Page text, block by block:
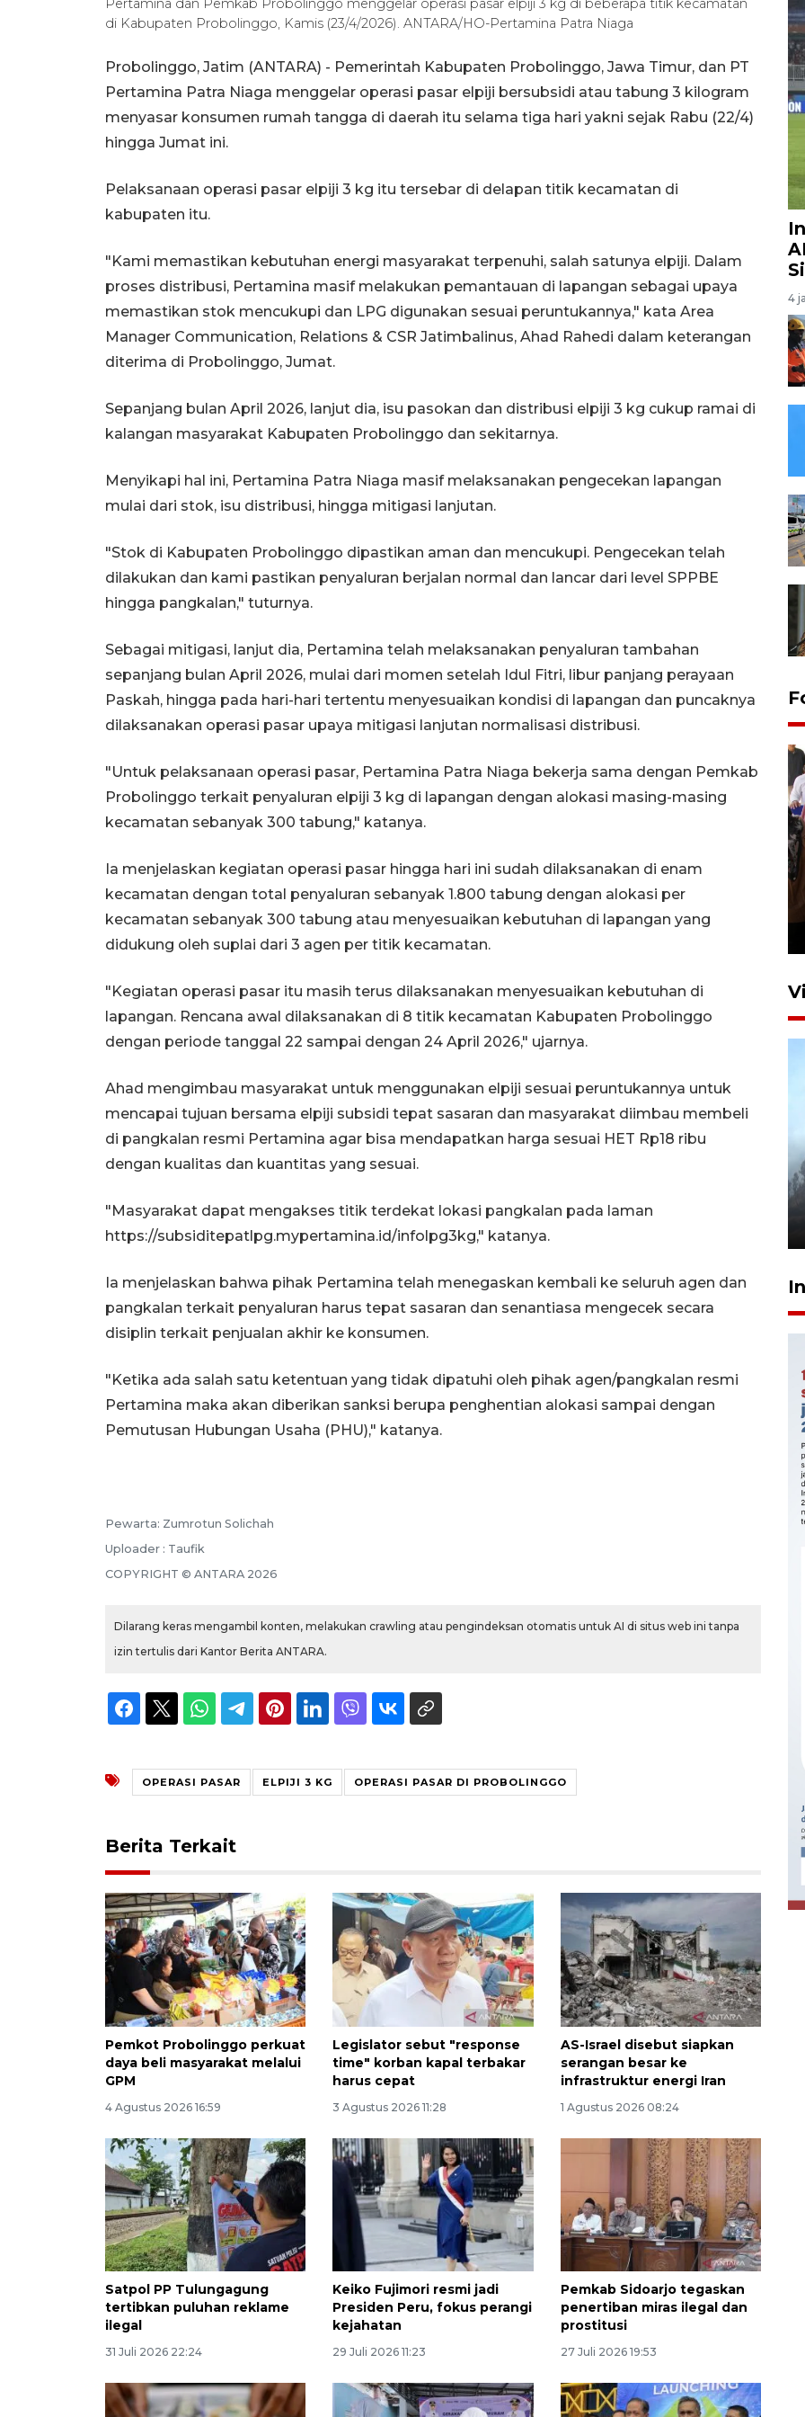
Pertamina dan Pemkab Probolinggo menggelar operasi pasar elpiji 3 kg di beberapa titik kecamatan
di Kabupaten Probolinggo, Kamis (23/4/2026). ANTARA/HO-Pertamina Patra Niaga
Probolinggo, Jatim (ANTARA) - Pemerintah Kabupaten Probolinggo, Jawa Timur, dan PT
Pertamina Patra Niaga menggelar operasi pasar elpiji bersubsidi atau tabung 3 kilogram
menyasar konsumen rumah tangga di daerah itu selama tiga hari yakni sejak Rabu (22/4)
hingga Jumat ini.
Pelaksanaan operasi pasar elpiji 3 kg itu tersebar di delapan titik kecamatan di
kabupaten itu.
"Kami memastikan kebutuhan energi masyarakat terpenuhi, salah satunya elpiji. Dalam
proses distribusi, Pertamina masif melakukan pemantauan di lapangan sebagai upaya
memastikan stok mencukupi dan LPG digunakan sesuai peruntukannya," kata Area
Manager Communication, Relations & CSR Jatimbalinus, Ahad Rahedi dalam keterangan
diterima di Probolinggo, Jumat.
Sepanjang bulan April 2026, lanjut dia, isu pasokan dan distribusi elpiji 3 kg cukup ramai di
kalangan masyarakat Kabupaten Probolinggo dan sekitarnya.
Menyikapi hal ini, Pertamina Patra Niaga masif melaksanakan pengecekan lapangan
mulai dari stok, isu distribusi, hingga mitigasi lanjutan.
"Stok di Kabupaten Probolinggo dipastikan aman dan mencukupi. Pengecekan telah
dilakukan dan kami pastikan penyaluran berjalan normal dan lancar dari level SPPBE
hingga pangkalan," tuturnya.
Sebagai mitigasi, lanjut dia, Pertamina telah melaksanakan penyaluran tambahan
sepanjang bulan April 2026, mulai dari momen setelah Idul Fitri, libur panjang perayaan
Paskah, hingga pada hari-hari tertentu menyesuaikan kondisi di lapangan dan puncaknya
dilaksanakan operasi pasar upaya mitigasi lanjutan normalisasi distribusi.
"Untuk pelaksanaan operasi pasar, Pertamina Patra Niaga bekerja sama dengan Pemkab
Probolinggo terkait penyaluran elpiji 3 kg di lapangan dengan alokasi masing-masing
kecamatan sebanyak 300 tabung," katanya.
Ia menjelaskan kegiatan operasi pasar hingga hari ini sudah dilaksanakan di enam
kecamatan dengan total penyaluran sebanyak 1.800 tabung dengan alokasi per
kecamatan sebanyak 300 tabung atau menyesuaikan kebutuhan di lapangan yang
didukung oleh suplai dari 3 agen per titik kecamatan.
"Kegiatan operasi pasar itu masih terus dilaksanakan menyesuaikan kebutuhan di
lapangan. Rencana awal dilaksanakan di 8 titik kecamatan Kabupaten Probolinggo
dengan periode tanggal 22 sampai dengan 24 April 2026," ujarnya.
Ahad mengimbau masyarakat untuk menggunakan elpiji sesuai peruntukannya untuk
mencapai tujuan bersama elpiji subsidi tepat sasaran dan masyarakat diimbau membeli
di pangkalan resmi Pertamina agar bisa mendapatkan harga sesuai HET Rp18 ribu
dengan kualitas dan kuantitas yang sesuai.
"Masyarakat dapat mengakses titik terdekat lokasi pangkalan pada laman
https://subsiditepatlpg.mypertamina.id/infolpg3kg," katanya.
Ia menjelaskan bahwa pihak Pertamina telah menegaskan kembali ke seluruh agen dan
pangkalan terkait penyaluran harus tepat sasaran dan senantiasa mengecek secara
disiplin terkait penjualan akhir ke konsumen.
"Ketika ada salah satu ketentuan yang tidak dipatuhi oleh pihak agen/pangkalan resmi
Pertamina maka akan diberikan sanksi berupa penghentian alokasi sampai dengan
Pemutusan Hubungan Usaha (PHU)," katanya.
Pewarta: Zumrotun Solichah
Uploader : Taufik
COPYRIGHT © ANTARA 2026
Dilarang keras mengambil konten, melakukan crawling atau pengindeksan otomatis untuk AI di situs web ini tanpa
izin tertulis dari Kantor Berita ANTARA.
OPERASI PASAR ELPIJI 3 KG OPERASI PASAR DI PROBOLINGGO
Berita Terkait
Pemkot Probolinggo perkuat
daya beli masyarakat melalui
GPM
4 Agustus 2026 16:59
Legislator sebut "response
time" korban kapal terbakar
harus cepat
3 Agustus 2026 11:28
AS-Israel disebut siapkan
serangan besar ke
infrastruktur energi Iran
1 Agustus 2026 08:24
Satpol PP Tulungagung
tertibkan puluhan reklame
ilegal
31 Juli 2026 22:24
Keiko Fujimori resmi jadi
Presiden Peru, fokus perangi
kejahatan
29 Juli 2026 11:23
Pemkab Sidoarjo tegaskan
penertiban miras ilegal dan
prostitusi
27 Juli 2026 19:53
4
Persebaya juara Piala
Presiden 2026
kebakaran Bromo